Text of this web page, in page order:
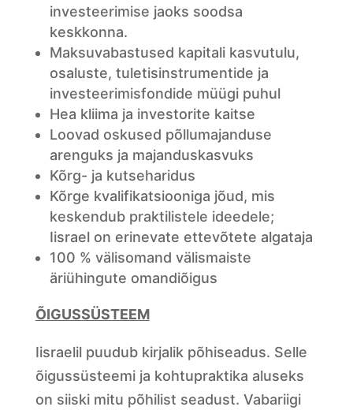
investeerimise jaoks soodsa
keskkonna.
Maksuvabastused kapitali kasvutulu,
osaluste, tuletisinstrumentide ja
investeerimisfondide müügi puhul
Hea kliima ja investorite kaitse
Loovad oskused põllumajanduse
arenguks ja majanduskasvuks
Kõrg- ja kutseharidus
Kõrge kvalifikatsiooniga jõud, mis
keskendub praktilistele ideedele;
Iisrael on erinevate ettevõtete algataja
100 % välisomand välismaiste
äriühingute omandiõigus
ÕIGUSSÜSTEEM
Iisraelil puudub kirjalik põhiseadus. Selle
õigussüsteemi ja kohtupraktika aluseks
on siiski mitu põhilist seadust. Vabariigi